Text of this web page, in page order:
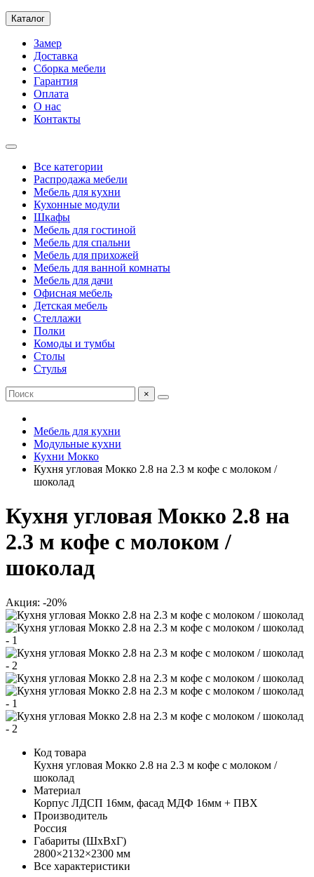
Каталог
Замер
Доставка
Сборка мебели
Гарантия
Оплата
О нас
Контакты
Все категории
Распродажа мебели
Мебель для кухни
Кухонные модули
Шкафы
Мебель для гостиной
Мебель для спальни
Мебель для прихожей
Мебель для ванной комнаты
Мебель для дачи
Офисная мебель
Детская мебель
Стеллажи
Полки
Комоды и тумбы
Столы
Стулья
×
Мебель для кухни
Модульные кухни
Кухни Мокко
Кухня угловая Мокко 2.8 на 2.3 м кофе с молоком /
шоколад
Кухня угловая Мокко 2.8 на
2.3 м кофе с молоком /
шоколад
Акция: -20%
Код товара
Кухня угловая Мокко 2.8 на 2.3 м кофе с молоком /
шоколад
Материал
Корпус ЛДСП 16мм, фасад МДФ 16мм + ПВХ
Производитель
Россия
Габариты (ШхВхГ)
2800×2132×2300 мм
Все характеристики